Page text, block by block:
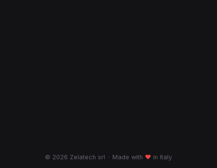
© 2026 Zelatech srl · Made with ♥ in Italy